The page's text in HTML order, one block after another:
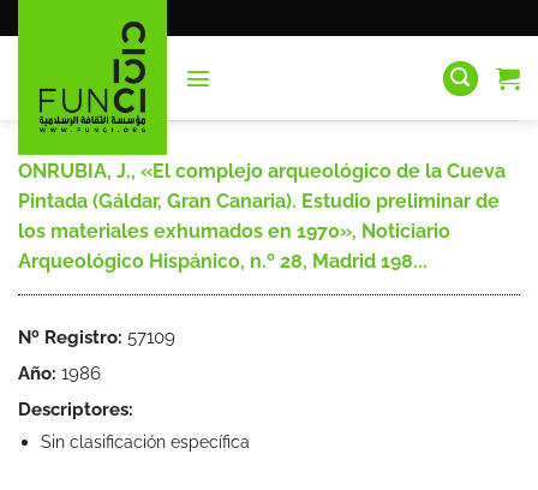
al
ONRUBIA, J., «El complejo arqueológico de la Cueva
Pintada (Gáldar, Gran Canaria). Estudio preliminar de
los materiales exhumados en 1970», Noticiario
Arqueológico Hispánico, n.º 28, Madrid 198...
Nº Registro: 57109
Año: 1986
Descriptores:
Sin clasificación específica